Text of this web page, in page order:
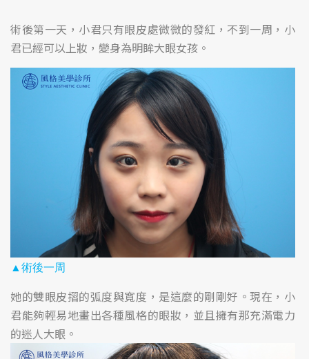
術後第一天，小君只有眼皮處微微的發紅，不到一周，小
君已經可以上妝，變身為明眸大眼女孩。
▲ 術後一周
她的雙眼皮摺的弧度與寬度，是這麼的剛剛好。現在，小
君能夠輕易地畫出各種風格的眼妝，並且擁有那充滿電力
的迷人大眼。